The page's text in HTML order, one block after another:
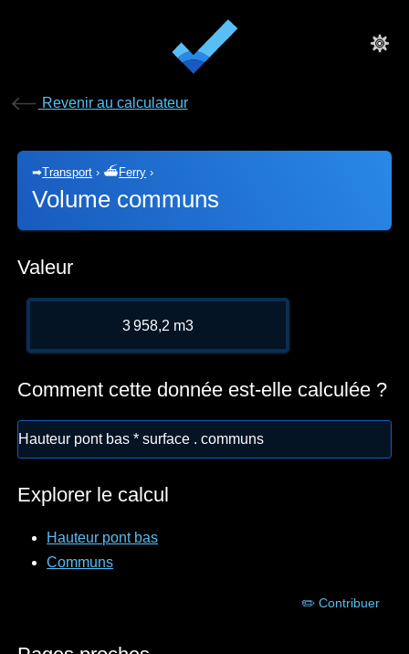
Revenir au calculateur
➡Transport ›⛴ Ferry ›
Volume communs
Valeur
3 958,2 m3
Comment cette donnée est-elle calculée ?
Hauteur pont bas * surface . communs
Explorer le calcul
Hauteur pont bas
Communs
✏️ Contribuer